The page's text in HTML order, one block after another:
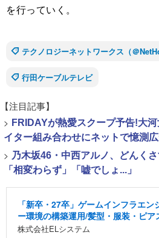
を行っていく。
テクノロジーネットワークス（＠
行田ケーブルテレビ
【注目記事】
> FRIDAYが熱愛スクープ予告!大
イター組み合わせにネットで憶測
> 乃木坂46・中西アルノ、どんく
「相変わらず」「嘘でしょ...」
「新卒・27卒」ゲームインフラエ
ー環境の構築運用/髪型・服装・ピア
株式会社ELシステム